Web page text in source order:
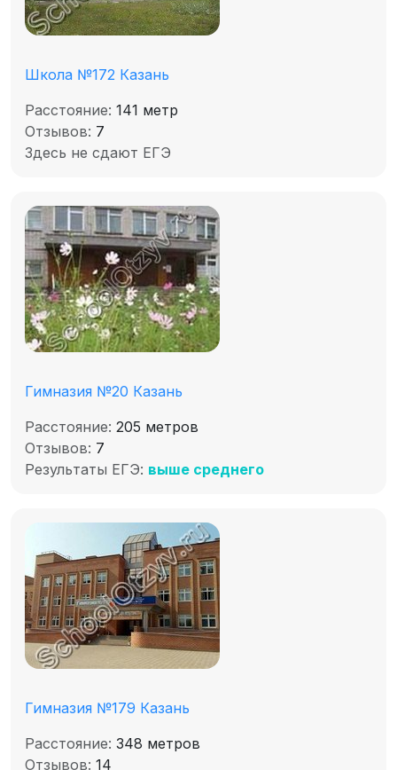
Школа №172 Казань
Расстояние: 141 метр
Отзывов: 7
Здесь не сдают ЕГЭ
Гимназия №20 Казань
Расстояние: 205 метров
Отзывов: 7
Результаты ЕГЭ: выше среднего
Гимназия №179 Казань
Расстояние: 348 метров
Отзывов: 14